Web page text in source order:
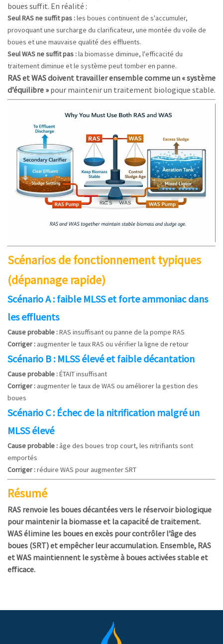
boues suffit. En réalité :
Seul RAS ne suffit pas :les boues continuent de s'accumuler,
provoquant une surcharge du clarificateur, une montée du voile de
boues et une mauvaise qualité des effluents.
Seul WAS ne suffit pas :la biomasse diminue, l'efficacité du
traitement diminue et le système peut tomber en panne.
RAS et WAS doivent travailler ensemble comme un « système
d’équilibre »pour maintenir un traitement biologique stable.
Scénarios de fonctionnement typiques
(dépannage rapide)
Scénario A : faible MLSS et forte ammoniac dans
les effluents
Cause probable :RAS insuffisant ou panne de la pompe RAS
Corriger : augmenter le taux RAS ou vérifier la ligne de retour
Scénario B : MLSS élevé et faible décantation
Cause probable :ÉTAIT insuffisant
Corriger : augmenter le taux de WAS ou améliorer la gestion des
boues
Scénario C : Échec de la nitrification malgré un
MLSS élevé
Cause probable : âge des boues trop court, les nitrifiants sont
emportés
Corriger :réduire WAS pour augmenter SRT
Résumé
RAS renvoie les boues décantées vers le réservoir biologique
pour maintenir la biomasse et la capacité de traitement.
WAS élimine les boues en excès pour contrôler l’âge des
boues (SRT) et empêcher leur accumulation. Ensemble, RAS
et WAS maintiennent le système à boues activées stable et
efficace.